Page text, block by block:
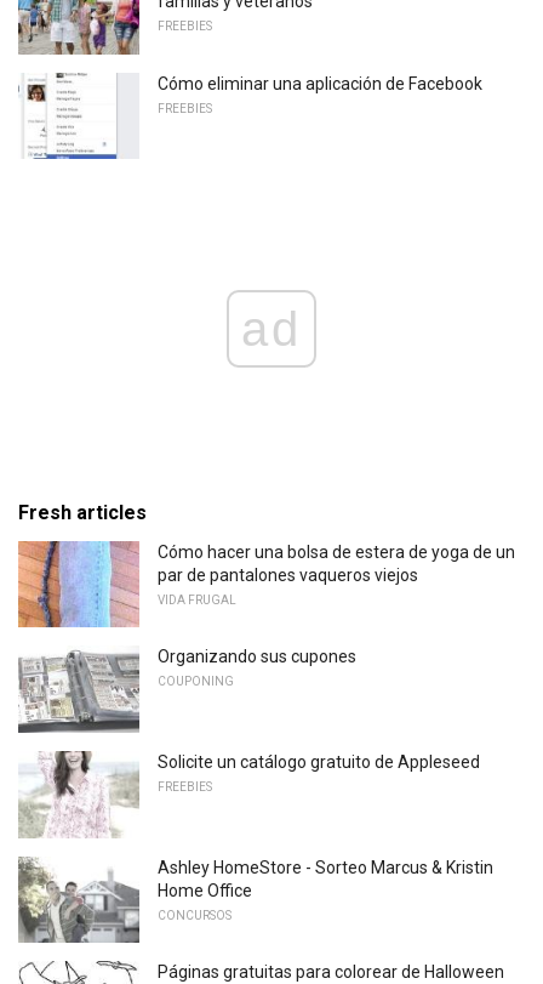
FREEBIES
Cómo eliminar una aplicación de Facebook
FREEBIES
ad
Fresh articles
Cómo hacer una bolsa de estera de yoga de un
par de pantalones vaqueros viejos
VIDA FRUGAL
Organizando sus cupones
COUPONING
Solicite un catálogo gratuito de Appleseed
FREEBIES
Ashley HomeStore - Sorteo Marcus & Kristin
Home Office
CONCURSOS
Páginas gratuitas para colorear de Halloween